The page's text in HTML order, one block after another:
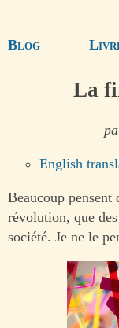
Blog
La
English
Beaucoup pensent
révolution, que
société. Je ne le